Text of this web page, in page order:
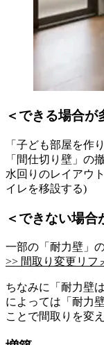
＜できる場合が
「子ども部屋を作
「間仕切り壁」の
水回りのレイアウ
イレを移設する)
＜できない場合
一部の「耐力壁」
>> 間取り変更リフ
ちなみに「耐力壁
によっては「耐力
ことで間取りを変